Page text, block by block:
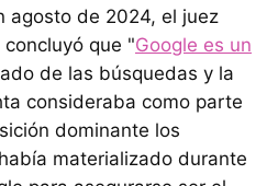
agosto de 2024, el juez
que "Google es un
de las búsquedas y la
consideraba como parte
dominante los
materializado durante